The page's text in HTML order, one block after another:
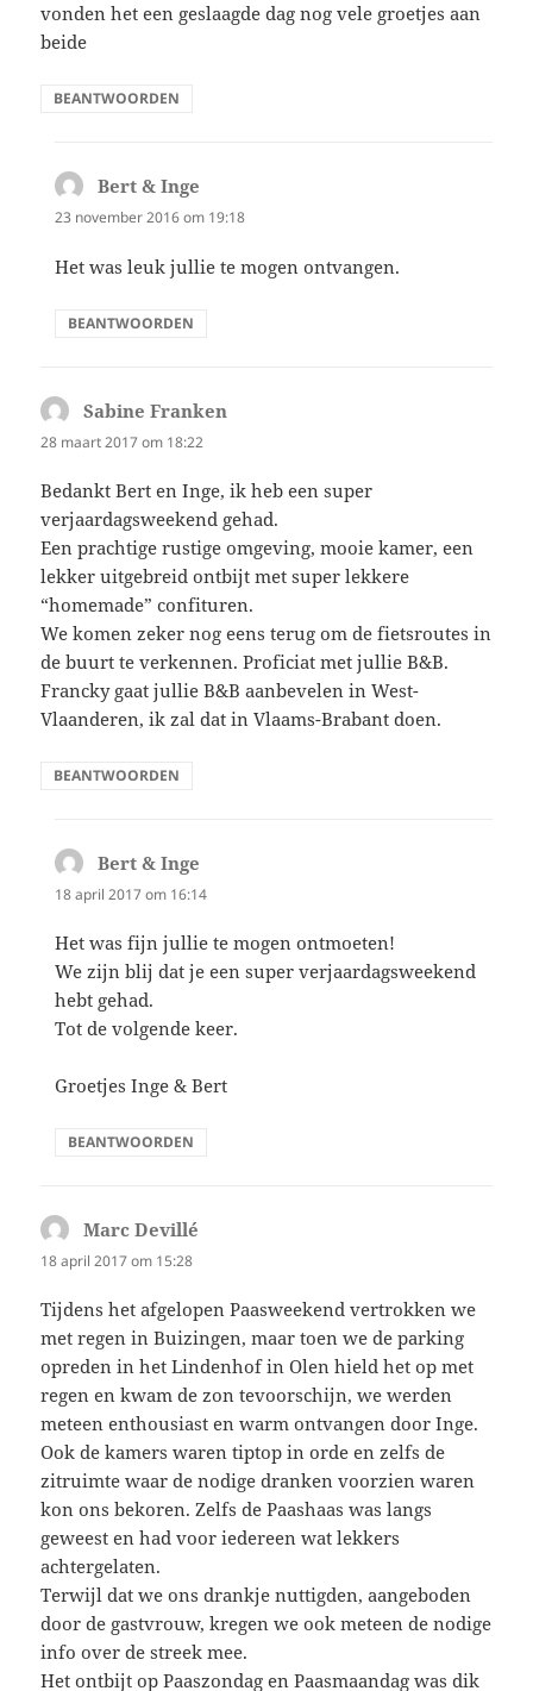
vonden het een geslaagde dag nog vele groetjes aan
beide
BEANTWOORDEN
Bert & Inge
23 november 2016 om 19:18
Het was leuk jullie te mogen ontvangen.
BEANTWOORDEN
Sabine Franken
28 maart 2017 om 18:22
Bedankt Bert en Inge, ik heb een super
verjaardagsweekend gehad.
Een prachtige rustige omgeving, mooie kamer, een
lekker uitgebreid ontbijt met super lekkere
“homemade” confituren.
We komen zeker nog eens terug om de fietsroutes in
de buurt te verkennen. Proficiat met jullie B&B.
Francky gaat jullie B&B aanbevelen in West-
Vlaanderen, ik zal dat in Vlaams-Brabant doen.
BEANTWOORDEN
Bert & Inge
18 april 2017 om 16:14
Het was fijn jullie te mogen ontmoeten!
We zijn blij dat je een super verjaardagsweekend
hebt gehad.
Tot de volgende keer.
Groetjes Inge & Bert
BEANTWOORDEN
Marc Devillé
18 april 2017 om 15:28
Tijdens het afgelopen Paasweekend vertrokken we
met regen in Buizingen, maar toen we de parking
opreden in het Lindenhof in Olen hield het op met
regen en kwam de zon tevoorschijn, we werden
meteen enthousiast en warm ontvangen door Inge.
Ook de kamers waren tiptop in orde en zelfs de
zitruimte waar de nodige dranken voorzien waren
kon ons bekoren. Zelfs de Paashaas was langs
geweest en had voor iedereen wat lekkers
achtergelaten.
Terwijl dat we ons drankje nuttigden, aangeboden
door de gastvrouw, kregen we ook meteen de nodige
info over de streek mee.
Het ontbijt op Paaszondag en Paasmaandag was dik